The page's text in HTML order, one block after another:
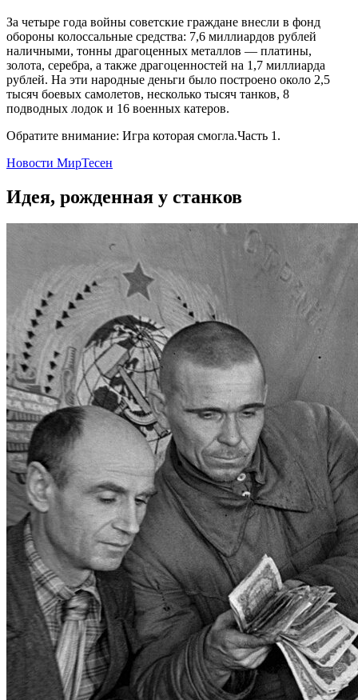
За четыре года войны советские граждане внесли в фонд
обороны колоссальные средства: 7,6 миллиардов рублей
наличными, тонны драгоценных металлов — платины,
золота, серебра, а также драгоценностей на 1,7 миллиарда
рублей. На эти народные деньги было построено около 2,5
тысяч боевых самолетов, несколько тысяч танков, 8
подводных лодок и 16 военных катеров.
Обратите внимание: Игра которая смогла.Часть 1.
Новости МирТесен
Идея, рожденная у станков